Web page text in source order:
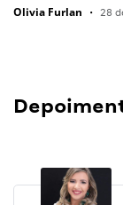
Olivia Furlan • 28